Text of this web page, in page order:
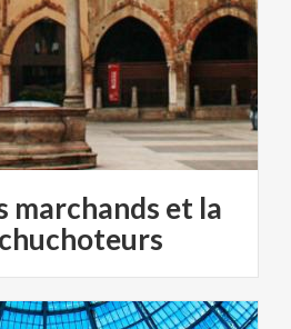
marchands et la